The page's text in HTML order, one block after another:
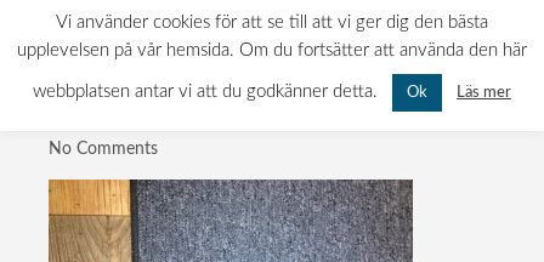
0522-120 11
INFO@MATTBOLAGET.NU
MÅN-FRE: 07.00 - 16.00 LÖR-SÖN: STÄNGT
langett-600×450
Publicerad
No Comments
Vi använder cookies för att se till att vi ger dig den bästa
upplevelsen på vår hemsida. Om du fortsätter att använda den här
webbplatsen antar vi att du godkänner detta. Ok Läs mer